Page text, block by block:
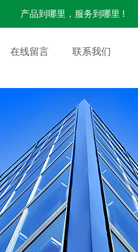
产品到哪里，服务到哪里 !
在线留言 联系我们